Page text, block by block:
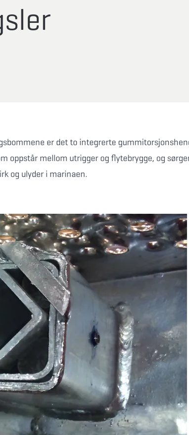
er det to integrerte
oppstår mellom utrigger og flytebrygge, og
og ulyder i marinaen.